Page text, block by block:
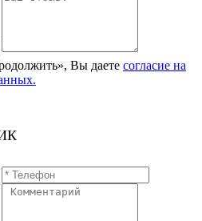
Вы даете согласие на